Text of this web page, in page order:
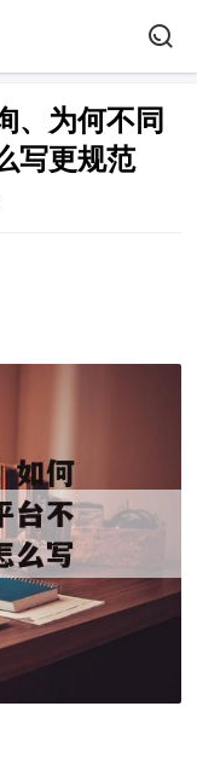
、为何不同
写更规范